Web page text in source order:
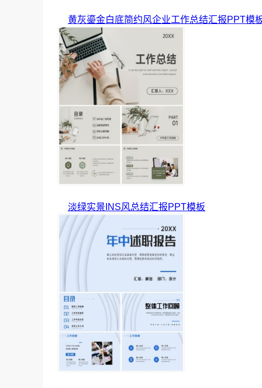
黄灰鎏金白底简约风企业工作总结汇报PPT模
淡绿实景INS风总结汇报PPT模板